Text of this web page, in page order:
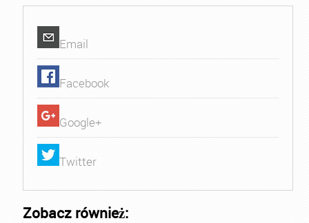
Email
Facebook
Google+
Twitter
Zobacz również: